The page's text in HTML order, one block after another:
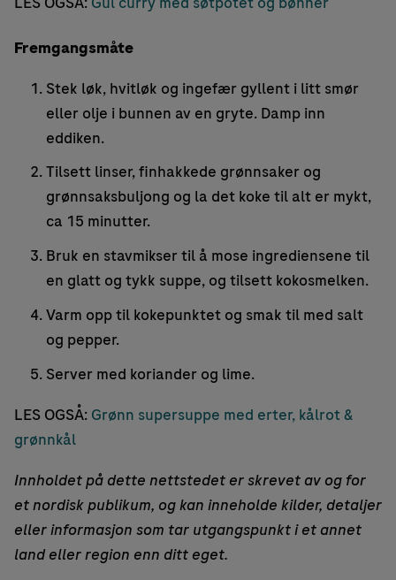
Fremgangsmåte
Stek løk, hvitløk og ingefær gyllent i litt smør
eller olje i bunnen av en gryte. Damp inn
eddiken.
Tilsett linser, finhakkede grønnsaker og
grønnsaksbuljong og la det koke til alt er mykt,
ca 15 minutter.
Bruk en stavmikser til å mose ingrediensene til
en glatt og tykk suppe, og tilsett kokosmelken.
Varm opp til kokepunktet og smak til med salt
og pepper.
Server med koriander og lime.
LES OGSÅ: Grønn supersuppe med erter, kålrot &
grønnkål
Innholdet på dette nettstedet er skrevet av og for
et nordisk publikum, og kan inneholde kilder, detaljer
eller informasjon som tar utgangspunkt i et annet
land eller region enn ditt eget.